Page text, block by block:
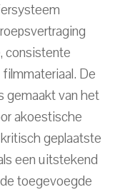
consistente
De
gemaakt van het
akoestische
geplaatste
een uitstekend
toegevoegde